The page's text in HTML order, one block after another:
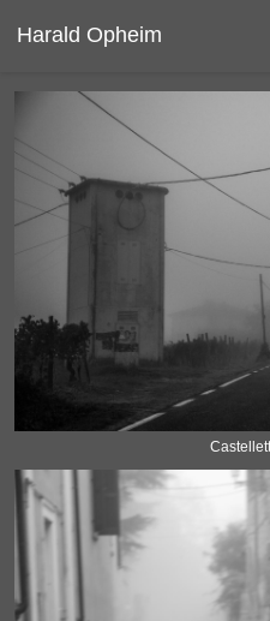
Harald Opheim